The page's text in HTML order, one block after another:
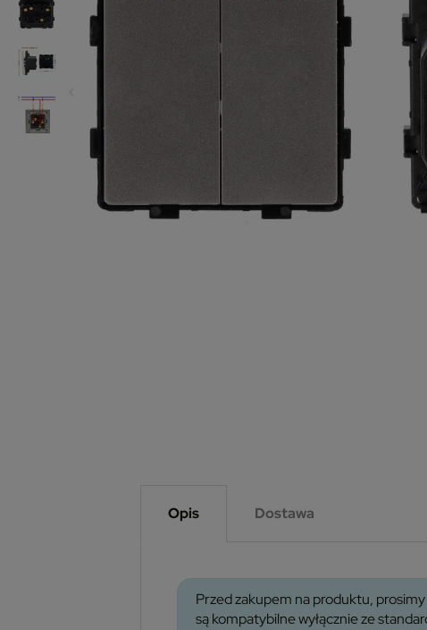
Opis Dostawa
Przed zakupem na produktu,
są kompatybilne wyłącznie ze